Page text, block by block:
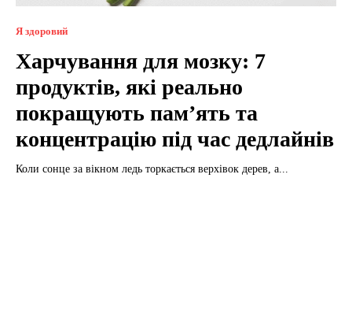
Я здоровий
Харчування для мозку: 7
продуктів, які реально
покращують пам’ять та
концентрацію під час дедлайнів
Коли сонце за вікном ледь торкається верхівок дерев, а...